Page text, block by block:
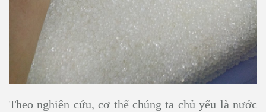
Theo nghiên cứu, cơ thể chúng ta chủ yếu là nước